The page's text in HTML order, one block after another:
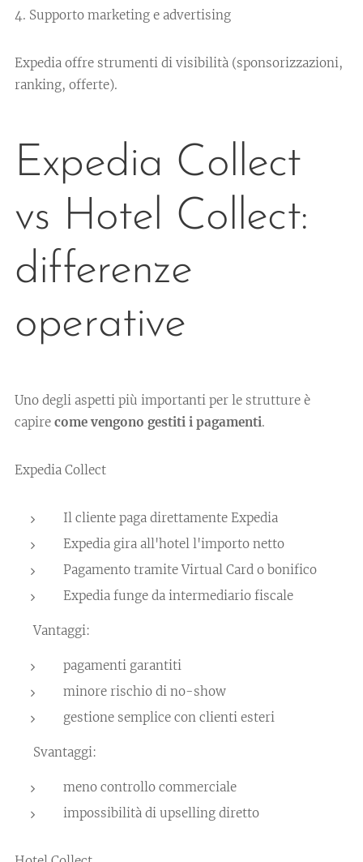
4. Supporto marketing e advertising
Expedia offre strumenti di visibilità (sponsorizzazioni,
ranking, offerte).
Expedia Collect
vs Hotel Collect:
differenze
operative
Uno degli aspetti più importanti per le strutture è
capire come vengono gestiti i pagamenti.
Expedia Collect
Il cliente paga direttamente Expedia
Expedia gira all'hotel l'importo netto
Pagamento tramite Virtual Card o bonifico
Expedia funge da intermediario fiscale
👉 Vantaggi:
pagamenti garantiti
minore rischio di no-show
gestione semplice con clienti esteri
👉 Svantaggi:
meno controllo commerciale
impossibilità di upselling diretto